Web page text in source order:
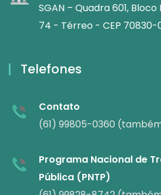
SGAN – Quadra 601,
74 - Térreo - CEP 70830-
Telefones
Contato
(61) 99805-0360
Programa Nacional de
Pública (PNTP)